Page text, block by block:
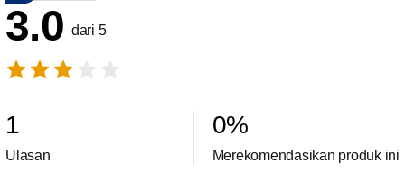
3.0 dari 5
1
Ulasan
0%
Merekomendasikan produk ini